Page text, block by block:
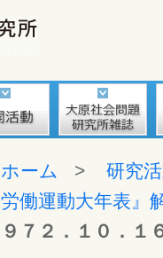
ホーム > 研究
労働運動大年表』
９７２．１０．１